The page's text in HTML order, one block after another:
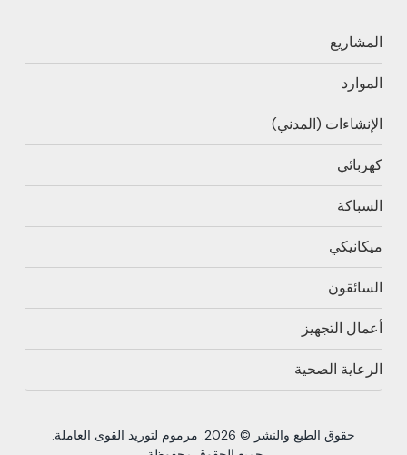
المشاريع
الموارد
الإنشاءات (المدني)
كهربائي
السباكة
ميكانيكي
السائقون
أعمال التجهيز
الرعاية الصحية
حقوق الطبع والنشر © 2026. مرموم لتوريد القوى العاملة.